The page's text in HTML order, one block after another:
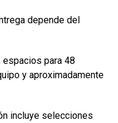
depende del
espacios para 48
y aproximadamente
incluye selecciones